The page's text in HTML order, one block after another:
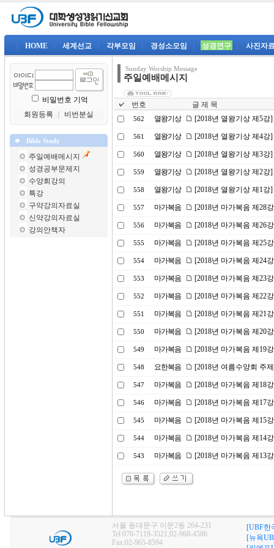
HOME 세계선교 각부모임 경성소모임 성경연구 사진자
비밀번호 기억
회원등록
비번분실
Bible Study
주일예배메시지
성경공부문제지
수양회강의
특강
구약강의자료실
신약강의자료실
강의안책자
Sunday Worship Message
주일예배메시지
번호 글 제 목
562 열왕기상 [2018년 열왕기상 제5
561 열왕기상 [2018년 열왕기상 제4
560 열왕기상 [2018년 열왕기상 제3
559 열왕기상 [2018년 열왕기상 제2
558 열왕기상 [2018년 열왕기상 제1
557 마가복음 [2018년 마가복음 제28
556 마가복음 [2018년 마가복음 제26
555 마가복음 [2018년 마가복음 제25
554 마가복음 [2018년 마가복음 제24
553 마가복음 [2018년 마가복음 제23
552 마가복음 [2018년 마가복음 제22
551 마가복음 [2018년 마가복음 제21
550 마가복음 [2018년 마가복음 제20
549 마가복음 [2018년 마가복음 제19
548 요한복음 [2018년 여름수양회 주
547 마가복음 [2018년 마가복음 제18
546 마가복음 [2018년 마가복음 제17
545 마가복음 [2018년 마가복음 제15
544 마가복음 [2018년 마가복음 제14
543 마가복음 [2018년 마가복음 제13
서울 동대문구 이문2동 264-231
Tel:070-7119-3521,02-968-4586
Fax:02-965-8594
[UBF한
[뉴욕